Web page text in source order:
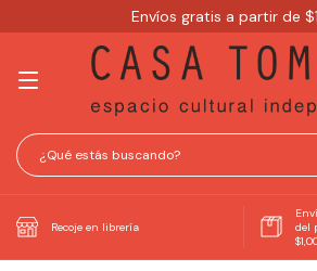
Envíos gratis a partir de
Recoje en librería
del